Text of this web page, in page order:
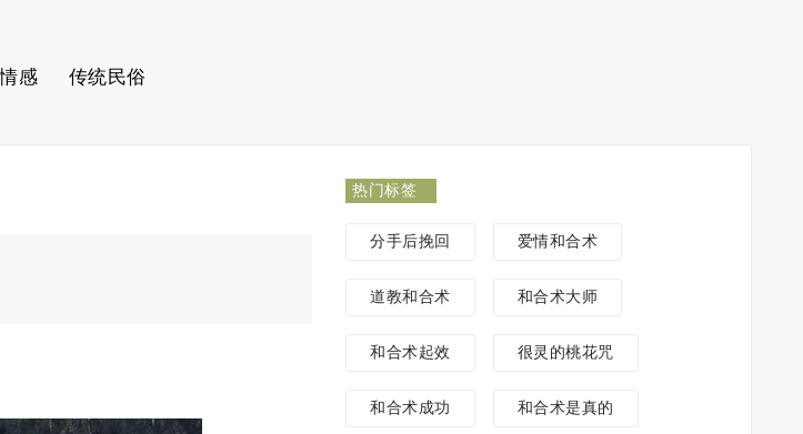
情感 传统民俗
热门标签
分手后挽回 爱情和合术
道教和合术 和合术大师
和合术起效 很灵的桃花咒
和合术成功 和合术是真的